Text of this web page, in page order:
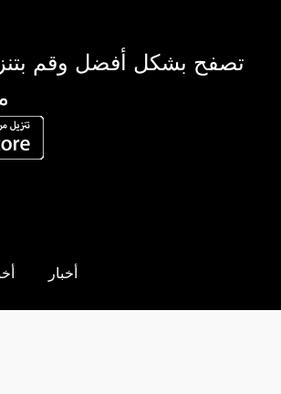
تصفح بشكل أفضل وقم
أخبار